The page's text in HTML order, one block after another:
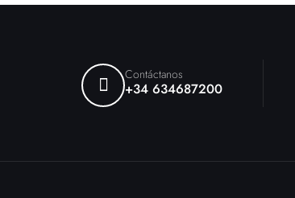
Contáctanos
+34 634687200